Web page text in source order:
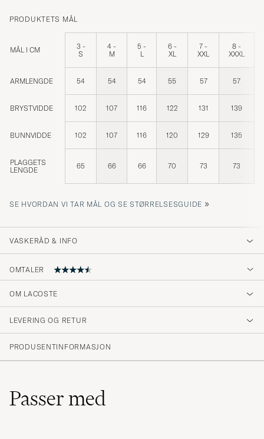
PRODUKTETS MÅL
MÅL I CM
3 -
S
4 -
M
5 -
L
6 -
XL
7 -
XXL
8 -
XXXL
ARMLENGDE 54 54 54 55 57 57
BRYSTVIDDE 102 107 116 122 131 139
BUNNVIDDE 102 107 116 120 129 135
PLAGGETS
LENGDE
65 66 66 70 73 73
SE HVORDAN VI TAR MÅL OG SE STØRRELSESGUIDE »
VASKERÅD & INFO
OMTALER
4.6
(23)
(1)
OM LACOSTE
LEVERING OG RETUR
PRODUSENTINFORMASJON
Passer med